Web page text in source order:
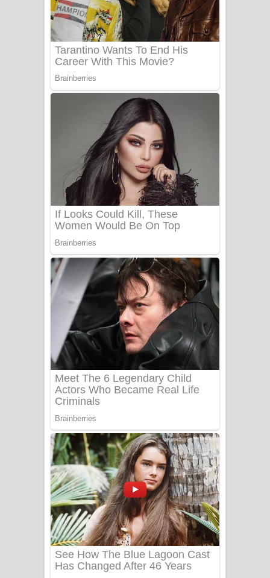
බැබලෙන ගීතයේ පද පෙළ
Adare Wadi Nisa Song Lyrics - ආදරේ
වැඩි නිසා ගීතයේ පද පෙළ
UNUHUMA Song Lyrics - උණුහුම
ගීතයේ පද පෙළ
Katakara Song Lyrics - කටකාර ගීතයේ
පද පෙළ
Tharu Yaye Dilena Song Lyrics - තරු
යායේ දිලෙනා ගීතයේ පද පෙළ
Ow Man Sosa Song Lyrics - ඔව් මං
සෝසා ගීතයේ පද පෙළ
Heavy Weight Song Lyrics
Aye Lanweela Song Lyrics - ආයේ
ලංවීලා ගීතයේ පද පෙළ
Ala purannata Song Lyrics - ආල
පුරන්නට ගීතයේ පද පෙළ
FEVER DREAM Lyrics - Alex Warren
BTS : Hooligan Lyrics
Apa Hamuwee Song Lyrics - අප හමුවී
ගීතයේ පද පෙළ
PATHINIYE Song Lyrics - පතිනියනේ
ගීතයේ පද පෙළ